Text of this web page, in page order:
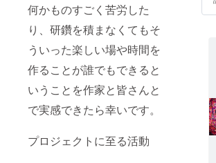
何かものすごく苦労した
り、研鑽を積まなくてもそ
ういった楽しい場や時間を
作ることが誰でもできると
いうことを作家と皆さんと
で実感できたら幸いです。
プロジェクトに至る活動